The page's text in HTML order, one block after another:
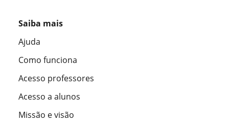
Saiba mais
Ajuda
Como funciona
Acesso professores
Acesso a alunos
Missão e visão